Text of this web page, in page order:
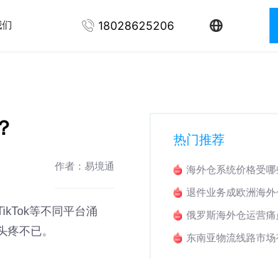
18028625206
作者：易境通
等不同平台涌
不已。
热门推荐
海外仓系统价格受哪
退件业务成欧洲海
统？
俄罗斯海外仓运营
东南亚物流线路市